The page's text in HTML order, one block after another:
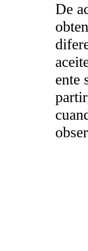
De
ente